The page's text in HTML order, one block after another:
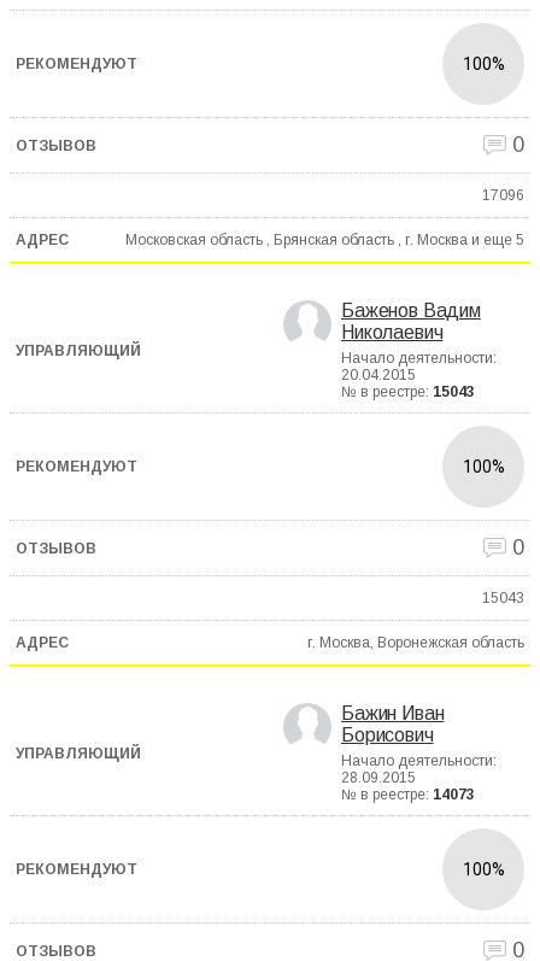
100%
0
17096
Московская область , Брянская область , г. Москва и еще 5
Баженов Вадим
Николаевич
Начало деятельности:
20.04.2015
№ в реестре: 15043
100%
0
15043
г. Москва, Воронежская область
Бажин Иван
Борисович
Начало деятельности:
28.09.2015
№ в реестре: 14073
100%
0